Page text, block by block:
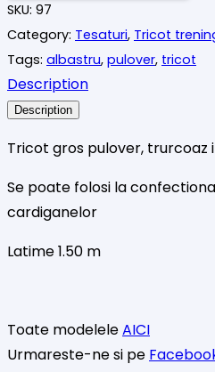
gros,
turcoaz
inchis
SKU: 97
Category: Tesaturi, Tricot
Tags: albastru, pulover, tricot
Description
Description
Tricot gros pulover, trurcoaz
Se poate folosi la
cardiganelor
Latime 1.50 m
Toate modeleleAICI
Urmareste-ne si pe